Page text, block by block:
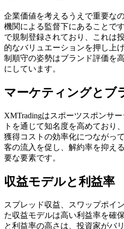
企業価値を考えるうえで重要な
機関による監督下にあることで
で規制登録されており、これは
的なバリュエーションを押し上
制順守の姿勢はブランド評価を
にしています。
マーケティングとブ
XMTradingはスポーツスポンサ
トを通じて知名度を高めており
獲得コストの効率化につながっ
客の流入を促し、解約率を抑え
要な要素です。
収益モデルと利益率
スプレッド収益、スワップポイ
た収益モデルは高い利益率を確
と利益率の高さは、投資家がバ